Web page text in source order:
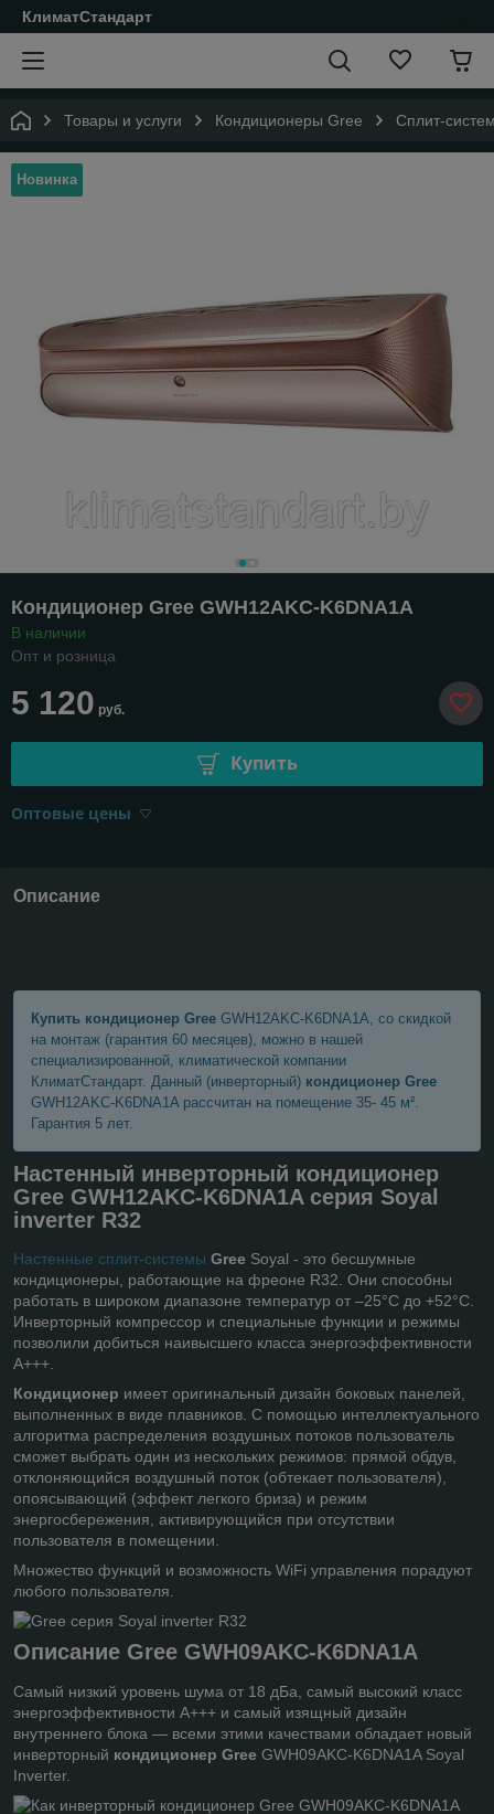
КлиматСтандарт
Товары и услуги Кондиционеры Gree Сплит-
Новинка
Кондиционер Gree GWH12AKC-K6DNA1A
В наличии
Опт и розница
5 120 руб.
Купить
Оптовые цены
Описание
Купить кондиционер Gree GWH12AKC-K6DNA1A, со скидкой
на монтаж (гарантия 60 месяцев), можно в нашей
специализированной, климатической компании
КлиматСтандарт. Данный (инверторный) кондиционер Gree
GWH12AKC-K6DNA1A рассчитан на помещение 35- 45 м².
Гарантия 5 лет.
Настенный инверторный кондиционер
Gree GWH12AKC-K6DNA1A серия Soyal
inverter R32
Настенные сплит-системы Gree Soyal - это бесшумные
кондиционеры, работающие на фреоне R32. Они способны
работать в широком диапазоне температур от –25°С до +52°С.
Инверторный компрессор и специальные функции и режимы
позволили добиться наивысшего класса энергоэффективности
А+++.
Кондиционер имеет оригинальный дизайн боковых панелей,
выполненных в виде плавников. С помощью интеллектуального
алгоритма распределения воздушных потоков пользователь
сможет выбрать один из нескольких режимов: прямой обдув,
отклоняющийся воздушный поток (обтекает пользователя),
опоясывающий (эффект легкого бриза) и режим
энергосбережения, активирующийся при отсутствии
пользователя в помещении.
Множество функций и возможность WiFi управления порадуют
любого пользователя.
Описание Gree GWH09AKC-K6DNA1A
Самый низкий уровень шума от 18 дБа, самый высокий класс
энергоэффективности А+++ и самый изящный дизайн
внутреннего блока — всеми этими качествами обладает новый
инверторный кондиционер Gree GWH09AKC-K6DNA1A Soyal
Inverter.